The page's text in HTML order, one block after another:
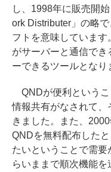
し、1998年に販売開
ork Distributer」の略
フトを意味しています
がサーバーと通信で
ーできるツールとなり
QNDが便利というこ
情報共有がなされて、
きました。また、
QNDを無料配布した
たいということで需
らいままで順次機能